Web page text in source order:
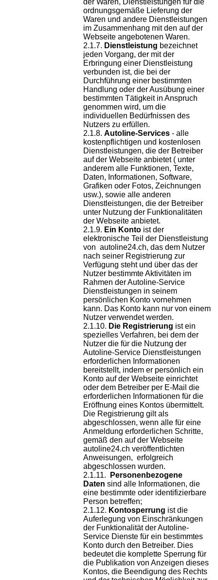
der Waren, Dienstleistungen für die
ordnungsgemäße Lieferung der
Waren und andere Dienstleistungen
im Zusammenhang mit den auf der
Webseite angebotenen Waren.
Dienstleistung bezeichnet
jeden Vorgang, der mit der
Erbringung einer Dienstleistung
verbunden ist, die bei der
Durchführung einer bestimmten
Handlung oder der Ausübung einer
bestimmten Tätigkeit in Anspruch
genommen wird, um die
individuellen Bedürfnissen des
Nutzers zu erfüllen.
Autoline-Services - alle
kostenpflichtigen und kostenlosen
Dienstleistungen, die der Betreiber
auf der Webseite anbietet ( unter
anderem alle Funktionen, Texte,
Daten, Informationen, Software,
Grafiken oder Fotos, Zeichnungen
usw.), sowie alle anderen
Dienstleistungen, die der Betreiber
unter Nutzung der Funktionalitäten
der Webseite anbietet.
Ein Konto ist der
elektronische Teil der Dienstleistung
von autoline24.ch, das dem Nutzer
nach seiner Registrierung zur
Verfügung steht und über das der
Nutzer bestimmte Aktivitäten im
Rahmen der Autoline-Service
Dienstleistungen in seinem
persönlichen Konto vornehmen
kann. Das Konto kann nur von einem
Nutzer verwendet werden.
Die Registrierung ist ein
spezielles Verfahren, bei dem der
Nutzer die für die Nutzung der
Autoline-Service Dienstleistungen
erforderlichen Informationen
bereitstellt, indem er persönlich ein
Konto auf der Webseite einrichtet
oder dem Betreiber per E-Mail die
erforderlichen Informationen für die
Eröffnung eines Kontos übermittelt.
Die Registrierung gilt als
abgeschlossen, wenn alle für eine
Anmeldung erforderlichen Schritte,
gemäß den auf der Webseite
autoline24.ch veröffentlichten
Anweisungen, erfolgreich
abgeschlossen wurden.
Personenbezogene
Daten sind alle Informationen, die
eine bestimmte oder identifizierbare
Person betreffen;
Kontosperrung ist die
Auferlegung von Einschränkungen
der Funktionalität der Autoline-
Service Dienste für ein bestimmtes
Konto durch den Betreiber. Dies
bedeutet die komplette Sperrung für
die Publikation von Anzeigen dieses
Kontos, die Beendigung des Rechts